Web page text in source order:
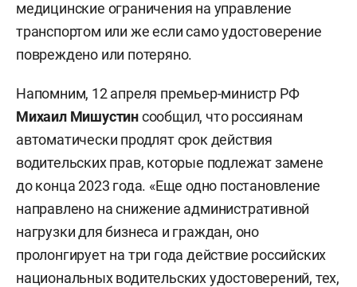
медицинские ограничения на управление
транспортом или же если само удостоверение
повреждено или потеряно.
Напомним, 12 апреля премьер-министр РФ
Михаил Мишустинсообщил, что россиянам
автоматически продлят срок действия
водительских прав, которые подлежат замене
до конца 2023 года. «Еще одно постановление
направлено на снижение административной
нагрузки для бизнеса и граждан, оно
пролонгирует на три года действие российских
национальных водительских удостоверений, тех,